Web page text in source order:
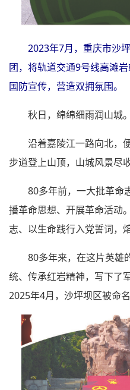
2023年7月，重庆市沙
团，将轨道交通9号线高滩
国防宣传，营造双拥氛围。
秋日，绵绵细雨润山城。
沿着嘉陵江一路向北，
步道登上山顶，山城风景尽
80多年前，一大批革命
播革命思想、开展革命活动
志、以生命践行入党誓词，
80多年来，在这片英雄
统、传承红岩精神，写下了
2025年4月，沙坪坝区被命